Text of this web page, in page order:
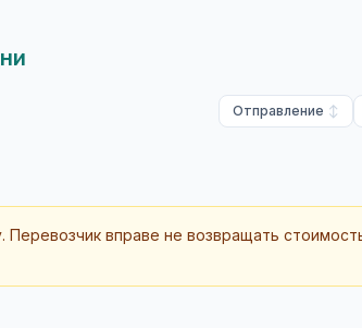
Отправление
вправе не возвращать